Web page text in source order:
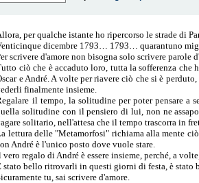
per qualche istante ho ripercorso le strade di
dicembre 1793… 1793… quarantuno
scrivere d'amore non bisogna solo scrivere
ciò che è accaduto loro, tutta la sofferenza che
e André. A volte per riavere ciò che si è
finalmente insieme.
il tempo, la solitudine per poter pensare a
solitudine con il pensiero di lui, non ne
solitario, nell'attesa che il tempo trascorra in
lettura delle "Metamorfosi" richiama alla mente
André è l'unico posto dove vuole stare.
vero regalo di André è essere insieme, perché, a
stato bello ritrovarli in questi giorni di festa, è stato
tu, sai scrivere d'amore.